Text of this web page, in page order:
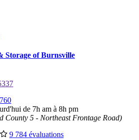
Storage of Burnsville
de 7h am à 8h pm
County 5 - Northeast Frontage Road)
9 784 évaluations